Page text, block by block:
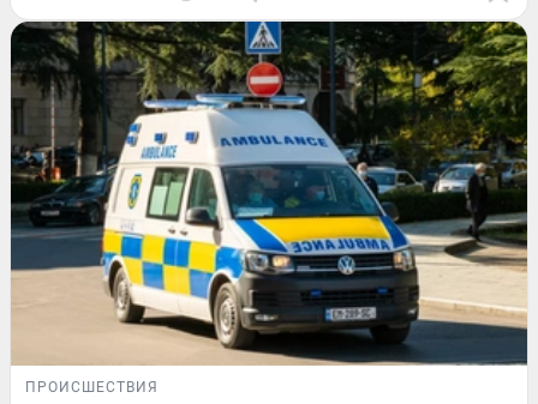
ПРОИСШЕСТВИЯ